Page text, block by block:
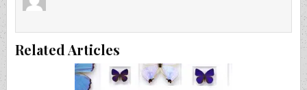
Related Articles